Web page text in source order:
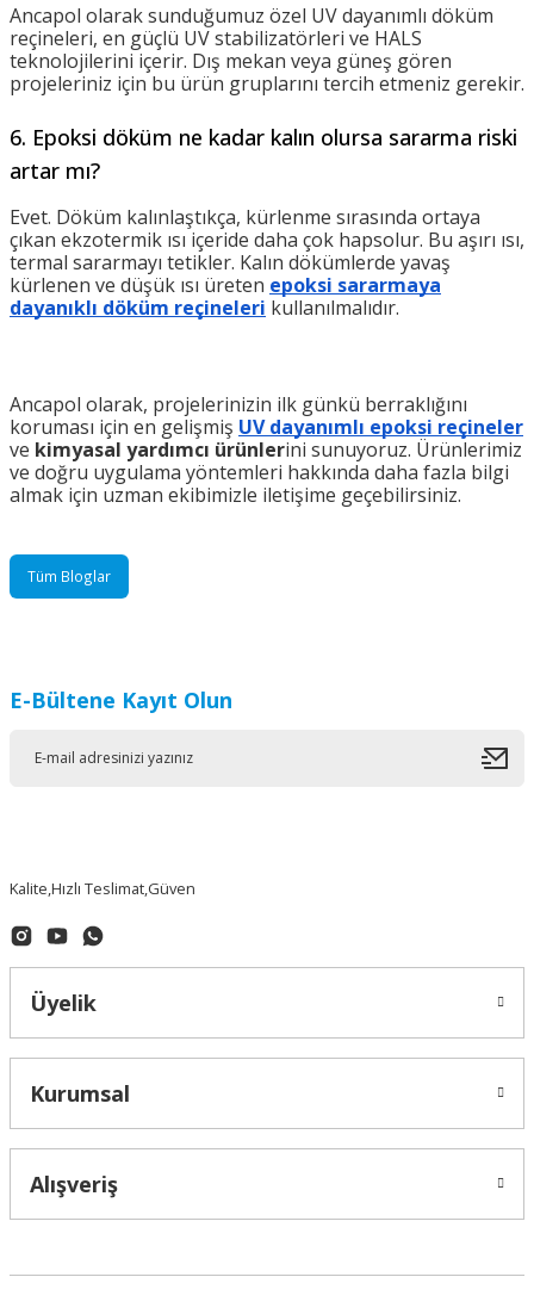
Ancapol olarak sunduğumuz özel UV dayanımlı döküm
reçineleri, en güçlü UV stabilizatörleri ve HALS
teknolojilerini içerir. Dış mekan veya güneş gören
projeleriniz için bu ürün gruplarını tercih etmeniz gerekir.
6. Epoksi döküm ne kadar kalın olursa sararma riski
artar mı?
Evet. Döküm kalınlaştıkça, kürlenme sırasında ortaya
çıkan ekzotermik ısı içeride daha çok hapsolur. Bu aşırı ısı,
termal sararmayı tetikler. Kalın dökümlerde yavaş
kürlenen ve düşük ısı üreten epoksi sararmaya
dayanıklı döküm reçineleri kullanılmalıdır.
Ancapol olarak, projelerinizin ilk günkü berraklığını
koruması için en gelişmiş UV dayanımlı epoksi reçineler
ve kimyasal yardımcı ürünlerini sunuyoruz. Ürünlerimiz
ve doğru uygulama yöntemleri hakkında daha fazla bilgi
almak için uzman ekibimizle iletişime geçebilirsiniz.
Tüm Bloglar
E-Bültene Kayıt Olun
Kalite,Hızlı Teslimat,Güven
Üyelik
Kurumsal
Alışveriş